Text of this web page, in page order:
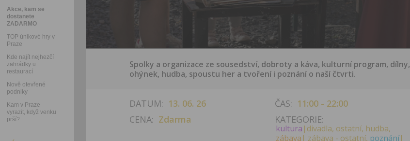
Akce, kam se
dostanete
ZADARMO
TOP únikové hry v
Praze
Kde najít nejhezčí
zahrádky u
restaurací
Nově otevřené
podniky
Kam v Praze
vyrazit, když venku
prší?
Spolky a organizace ze sousedství, dobroty a káva, kulturní program, dílny,
ohýnek, hudba, spoustu her a tvoření i poznání o naší čtvrti.
DATUM: 13. 06. 26
CENA: Zdarma
ČAS: 11:00 - 22:00
KATEGORIE:
kultura |divadla, ostatní, hudba,
zábava | zábava - ostatní, poznání|